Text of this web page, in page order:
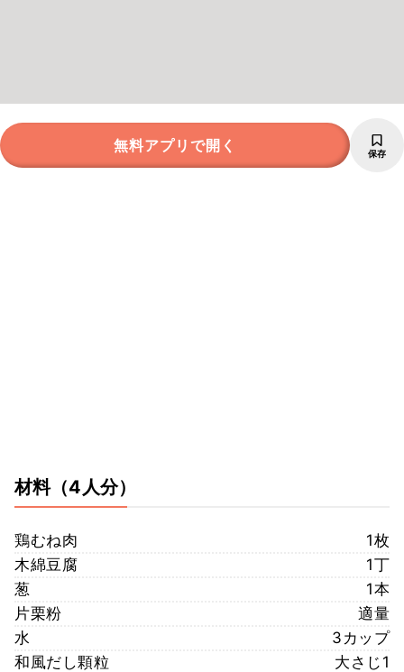
無料アプリで開く 保存
材料（4人分）
鶏むね肉
1枚
木綿豆腐
1丁
葱
1本
片栗粉
適量
水
3カップ
和風だし顆粒
大さじ1